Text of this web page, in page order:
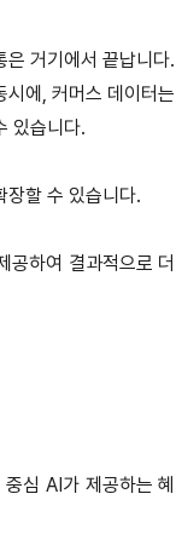
거기에서 끝납니다.
에, 커머스 데이터는
있습니다.
할 수 있습니다.
공하여 결과적으로 더
심 AI가 제공하는 혜